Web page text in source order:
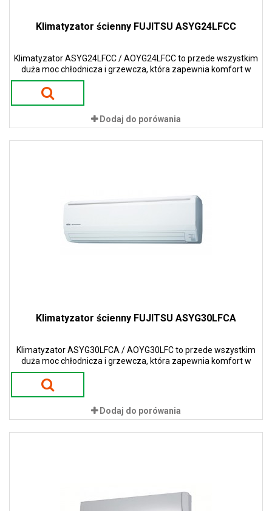
Klimatyzator ścienny FUJITSU ASYG24LFCC
Klimatyzator ASYG24LFCC / AOYG24LFCC to przede wszystkim
duża moc chłodnicza i grzewcza, która zapewnia komfort w
Dodaj do porówania
Klimatyzator ścienny FUJITSU ASYG30LFCA
Klimatyzator ASYG30LFCA / AOYG30LFC to przede wszystkim
duża moc chłodnicza i grzewcza, która zapewnia komfort w
Dodaj do porówania